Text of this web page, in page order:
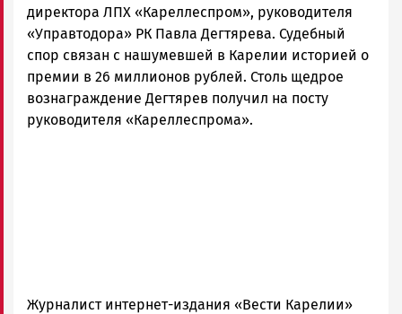
и
Карелии
|
Петрозаводск
ГОВОРИТ
директора ЛПХ «Кареллеспром», руководителя
«Управтодора» РК Павла Дегтярева. Судебный
спор связан с нашумевшей в Карелии историей о
премии в 26 миллионов рублей. Столь щедрое
вознаграждение Дегтярев получил на посту
руководителя «Кареллеспрома».
Журналист интернет-издания «Вести Карелии»